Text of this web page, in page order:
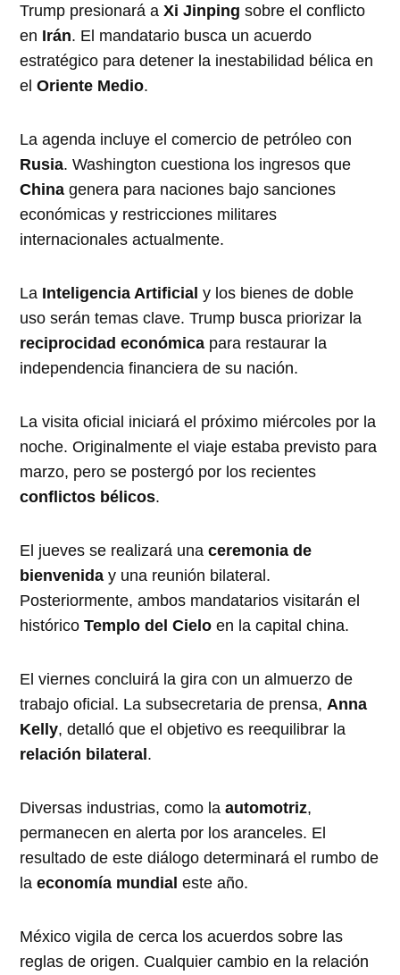
Trump presionará aXi Jinping sobre el conflicto
en Irán. El mandatario busca un acuerdo
estratégico para detener la inestabilidad bélica en
elOriente Medio.
La agenda incluye el comercio de petróleo con
Rusia. Washington cuestiona los ingresos que
China genera para naciones bajo sanciones
económicas y restricciones militares
internacionales actualmente.
La Inteligencia Artificial y los bienes de doble
uso serán temas clave. Trump busca priorizar la
reciprocidad económica para restaurar la
independencia financiera de su nación.
La visita oficial iniciará el próximo miércoles por la
noche. Originalmente el viaje estaba previsto para
marzo, pero se postergó por los recientes
conflictos bélicos.
El jueves se realizará unaceremonia de
bienvenida y una reunión bilateral.
Posteriormente, ambos mandatarios visitarán el
históricoTemplo del Cielo en la capital china.
El viernes concluirá la gira con un almuerzo de
trabajo oficial. La subsecretaria de prensa, Anna
Kelly, detalló que el objetivo es reequilibrar la
relación bilateral.
Diversas industrias, como laautomotriz,
permanecen en alerta por los aranceles. El
resultado de este diálogo determinará el rumbo de
laeconomía mundial este año.
México vigila de cerca los acuerdos sobre las
reglas de origen. Cualquier cambio en la relación